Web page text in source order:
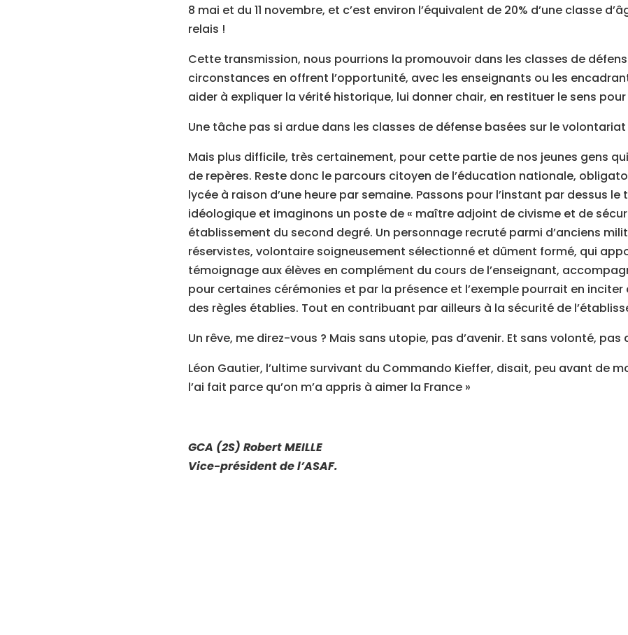
8 mai et du 11 novembre, et c’est environ l’équivalent de 20% d’une classe
relais !
Cette transmission, nous pourrions la promouvoir dans les classes de
circonstances en offrent l’opportunité, avec les enseignants ou les
aider à expliquer la vérité historique, lui donner chair, en restituer le sens pour
Une tâche pas si ardue dans les classes de défense basées sur le volontariat
Mais plus difficile, très certainement, pour cette partie de nos jeunes gens
de repères. Reste donc le parcours citoyen de l’éducation nationale,
lycée à raison d’une heure par semaine. Passons pour l’instant par dessus
idéologique et imaginons un poste de « maître adjoint de civisme et de
établissement du second degré. Un personnage recruté parmi d’anciens
réservistes, volontaire soigneusement sélectionné et dûment formé, qui
témoignage aux élèves en complément du cours de l’enseignant,
pour certaines cérémonies et par la présence et l’exemple pourrait en
des règles établies. Tout en contribuant par ailleurs à la sécurité de
Un rêve, me direz-vous ? Mais sans utopie, pas d’avenir. Et sans volonté, pas
Léon Gautier, l’ultime survivant du Commando Kieffer, disait, peu avant de
l’ai fait parce qu’on m’a appris à aimer la France »
GCA (2S) Robert MEILLE
Vice-président de l’ASAF.